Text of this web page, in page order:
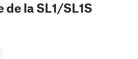
la SL1/SL1S